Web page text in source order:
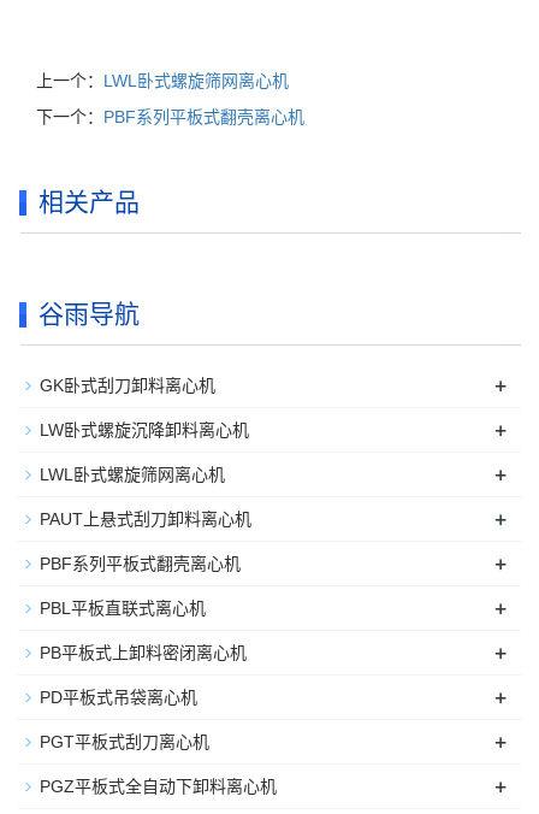
上一个： LWL卧式螺旋筛网离心机
下一个： PBF系列平板式翻壳离心机
相关产品
谷雨导航
GK卧式刮刀卸料离心机 +
LW卧式螺旋沉降卸料离心机 +
LWL卧式螺旋筛网离心机 +
PAUT上悬式刮刀卸料离心机 +
PBF系列平板式翻壳离心机 +
PBL平板直联式离心机 +
PB平板式上卸料密闭离心机 +
PD平板式吊袋离心机 +
PGT平板式刮刀离心机 +
PGZ平板式全自动下卸料离心机 +